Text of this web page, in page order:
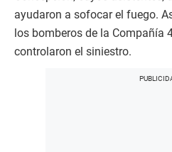
ayudaron a sofocar el fuego.
los bomberos de la Compañía
controlaron el siniestro.